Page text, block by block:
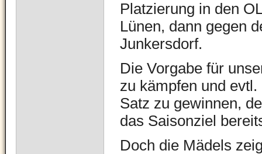
Platzierung in den
Lünen, dann gegen
Junkersdorf.
Die Vorgabe für
zu kämpfen und
Satz zu gewinnen,
das Saisonziel
Doch die Mädels